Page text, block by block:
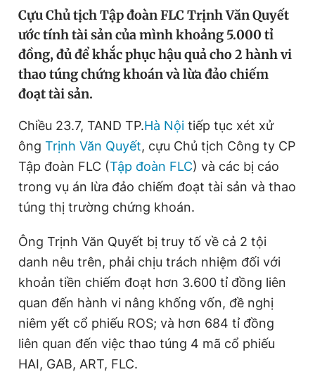
Video Magazine
Sản phẩm khác
Tiện ích Bạn cần biết
Thông tin tòa soạn Liên hệ quảng cáo
Đọc Thanh Niên trên điện thoại
Theo dõi báo trên
Cựu Chủ tịch Tập đoàn FLC Trịnh Văn Quyết
ước tính tài sản của mình khoảng 5.000 tỉ
đồng, đủ để khắc phục hậu quả cho 2 hành vi
thao túng chứng khoán và lừa đảo chiếm
đoạt tài sản.
Chiều 23.7, TAND TP.Hà Nội tiếp tục xét xử
ông Trịnh Văn Quyết, cựu Chủ tịch Công ty CP
Tập đoàn FLC (Tập đoàn FLC) và các bị cáo
trong vụ án lừa đảo chiếm đoạt tài sản và thao
túng thị trường chứng khoán.
Ông Trịnh Văn Quyết bị truy tố về cả 2 tội
danh nêu trên, phải chịu trách nhiệm đối với
khoản tiền chiếm đoạt hơn 3.600 tỉ đồng liên
quan đến hành vi nâng khống vốn, đề nghị
niêm yết cổ phiếu ROS; và hơn 684 tỉ đồng
liên quan đến việc thao túng 4 mã cổ phiếu
HAI, GAB, ART, FLC.